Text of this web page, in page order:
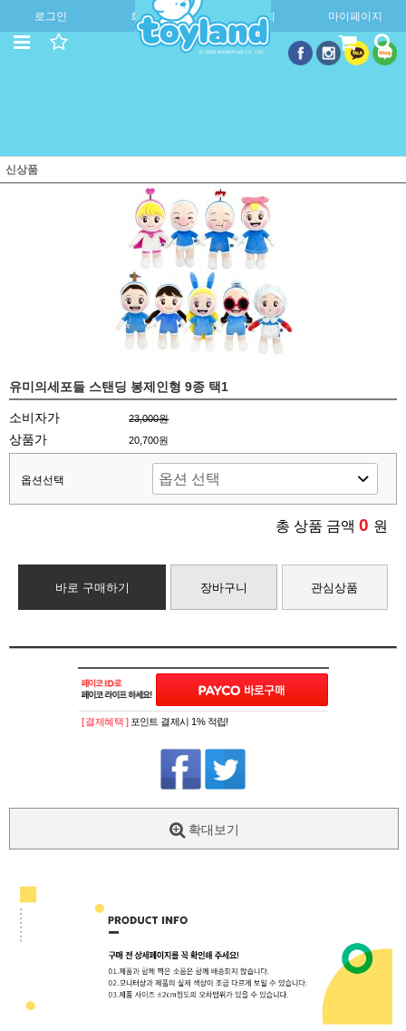
로그인 회원가입 주문조회 마이페이지
신상품
유미의세포들 스탠딩 봉제인형 9종 택1
소비자가 23,000원
상품가 20,700원
옵션선택
총 상품 금액 0 원
바로 구매하기 장바구니 관심상품
[ 결제혜택 ] 포인트 결제시 1% 적립!
확대보기